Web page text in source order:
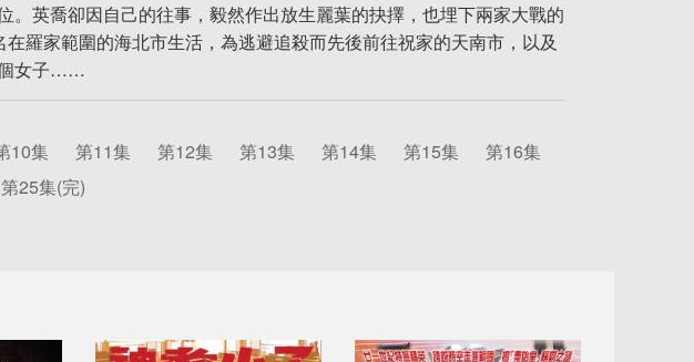
。英喬卻因自己的往事，毅然作出放生麗葉的抉擇，也埋下兩家大戰的
羅家範圍的海北市生活，為逃避追殺而先後前往祝家的天南市，以及
個女子……
10集 第11集 第12集 第13集 第14集 第15集
第16集
第25集(完)